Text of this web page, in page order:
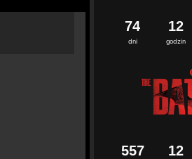
dni
74
godzin
12
557 12